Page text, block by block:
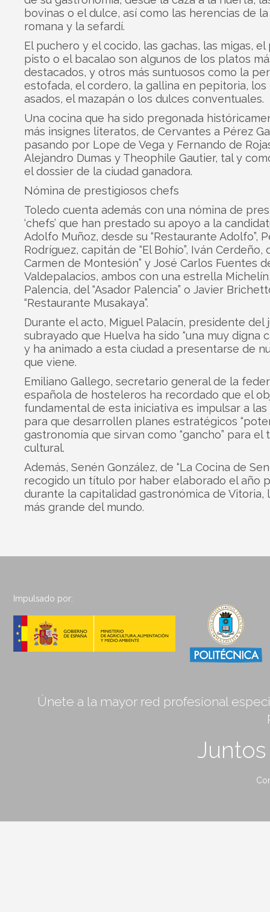
bovinas o el dulce, así como las herencias de
romana y la sefardí.
El puchero y el cocido, las gachas, las migas,
pisto o el bacalao son algunos de los platos
destacados, y otros más suntuosos como la
estofada, el cordero, la gallina en pepitoria, los
asados, el mazapán o los dulces conventuales.
Una cocina que ha sido pregonada
más insignes literatos, de Cervantes a Pérez
pasando por Lope de Vega y Fernando de
Alejandro Dumas y Theophile Gautier, tal y
el dossier de la ciudad ganadora.
Nómina de prestigiosos chefs
Toledo cuenta además con una nómina de
‘chefs’ que han prestado su apoyo a la
Adolfo Muñoz, desde su “Restaurante Adolfo”,
Rodríguez, capitán de “El Bohío”, Iván Cerdeño,
Carmen de Montesión” y José Carlos Fuentes
Valdepalacios, ambos con una estrella
Palencia, del “Asador Palencia” o Javier
“Restaurante Musakaya”.
Durante el acto, Miguel Palacín, presidente del
subrayado que Huelva ha sido “una muy digna
y ha animado a esta ciudad a presentarse de
que viene.
Emiliano Gallego, secretario general de la
española de hosteleros ha recordado que el
fundamental de esta iniciativa es impulsar a las
para que desarrollen planes estratégicos
gastronomía que sirvan como “gancho” para el
cultural.
Además, Senén González, de “La Cocina de
recogido un título por haber elaborado el año
durante la capitalidad gastronómica de Vitoria,
más grande del mundo.
Impulsado por:
Únete a la mayor red profesional